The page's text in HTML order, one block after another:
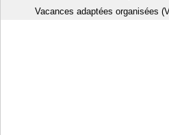
Vacances adaptées organisées